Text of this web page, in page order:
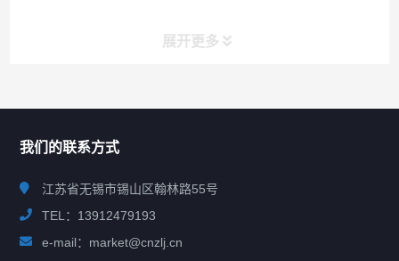
展开更多
我们的联系方式
江苏省无锡市锡山区翰林路55号
TEL：13912479193
e-mail：market@cnzlj.cn